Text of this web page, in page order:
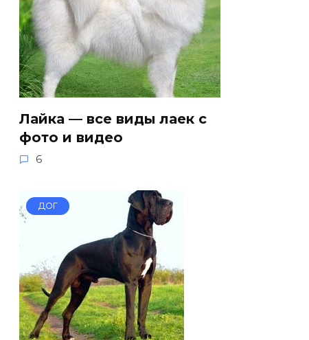
Лайка — все виды лаек с
фото и видео
6
ДОГ